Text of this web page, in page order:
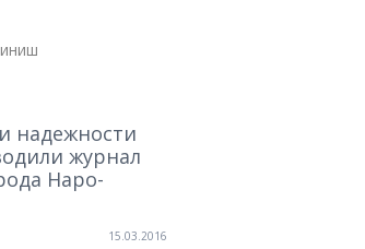
надежности
журнал
Наро-
15.03.2016